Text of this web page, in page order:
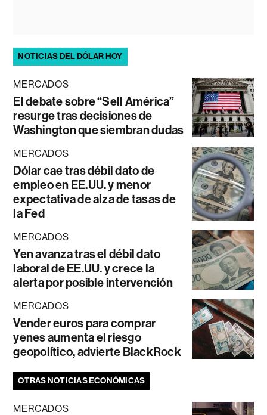
NOTICIAS DEL DÓLAR HOY
MERCADOS
El debate sobre “Sell América”
resurge tras decisiones de
Washington que siembran dudas
MERCADOS
Dólar cae tras débil dato de
empleo en EE.UU. y menor
expectativa de alza de tasas de
la Fed
MERCADOS
Yen avanza tras el débil dato
laboral de EE.UU. y crece la
alerta por posible intervención
MERCADOS
Vender euros para comprar
yenes aumenta el riesgo
geopolítico, advierte BlackRock
OTRAS NOTICIAS ECONÓMICAS
MERCADOS